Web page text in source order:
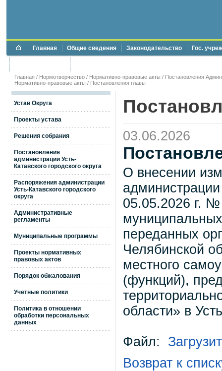
Главная Общие сведения Законодательство Гос.
Главная / Нормотворчество / Нормативно-правовые акты / Постановления
Нормативно-правовые акты / Постановления главы
Устав Округа
Проекты устава
Решения собрания
Постановления
администрации Усть-
Катавского городского округа
Распоряжения администрации
Усть-Катавского городского
округа
Административные
регламенты
Муниципальные программы
Проекты нормативных
правовых актов
Порядок обжалования
Учетные политики
Политика в отношении
обработки персональных
данных
03.06.2026
О внесении
администрации
05.05.2026 г.
муниципальных
переданных
Челябинской
местного
(функций),
области» в
Файл:
Возврат к